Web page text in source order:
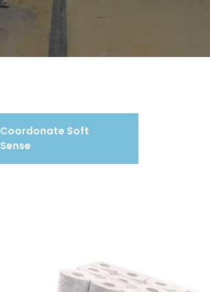
Coordonate Soft
Sense